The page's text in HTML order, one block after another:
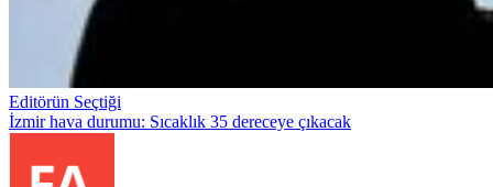
Editörün Seçtiği
İzmir hava durumu: Sıcaklık 35 dereceye çıkacak